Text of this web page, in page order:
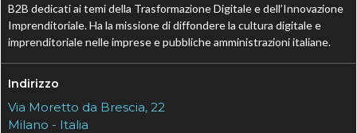
B2B dedicati ai temi della Trasformazione Digitale e dell’Innovazione
Imprenditoriale. Ha la missione di diffondere la cultura digitale e
imprenditoriale nelle imprese e pubbliche amministrazioni italiane.
Indirizzo
Via Moretto da Brescia, 22
Milano - Italia